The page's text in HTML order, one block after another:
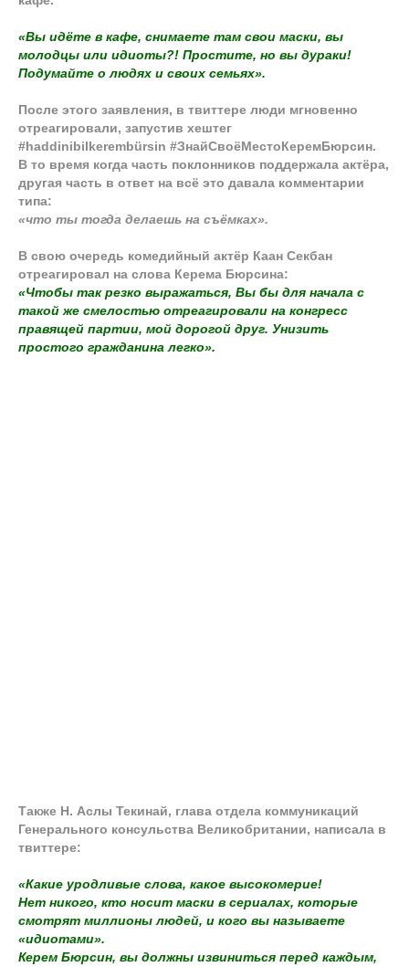
«Вы идёте в кафе, снимаете там свои маски, вы
молодцы или идиоты?! Простите, но вы дураки!
Подумайте о людях и своих семьях».
После этого заявления, в твиттере люди мгновенно
отреагировали, запустив хештег
#haddinibilkerembürsin #ЗнайСвоёМестоКеремБюрсин.
В то время когда часть поклонников поддержала актёра,
другая часть в ответ на всё это давала комментарии
типа:
«что ты тогда делаешь на съёмках».
В свою очередь комедийный актёр Каан Секбан
отреагировал на слова Керема Бюрсина:
«Чтобы так резко выражаться, Вы бы для начала с
такой же смелостью отреагировали на конгресс
правящей партии, мой дорогой друг. Унизить
простого гражданина легко».
Также Н. Аслы Текинай, глава отдела коммуникаций
Генерального консульства Великобритании, написала в
твиттере:
«Какие уродливые слова, какое высокомерие!
Нет никого, кто носит маски в сериалах, которые
смотрят миллионы людей, и кого вы называете
«идиотами».
Керем Бюрсин, вы должны извиниться перед каждым,